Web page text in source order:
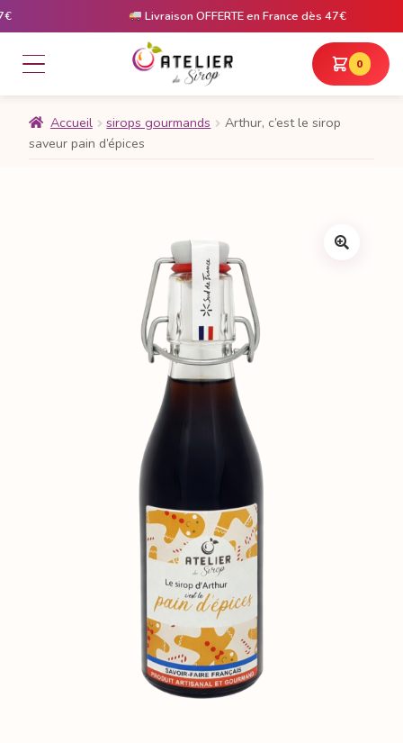
Livraison OFFERTE en France dès 47€
0
Accueil sirops gourmands
Arthur, c’est le sirop
saveur pain d’épices